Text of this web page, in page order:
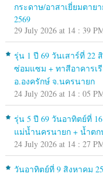
กระดาษ/อาสาเยี่ยมตาย
2569
29 July 2026 at 14 : 39
รุ่น 1 ปี 69 วันเสาร์ที่ 22
ซ่อมแซม + ทาสีอาคารเ
อ.องครักษ์ จ.นครนายก
24 July 2026 at 14 : 05
รุ่น 5 ปี 69 วันอาทิตย์ที่
แม่น้ำนครนายก + น้ำตก
24 July 2026 at 14 : 27
วันอาทิตย์ที่ 9 สิงหาคม